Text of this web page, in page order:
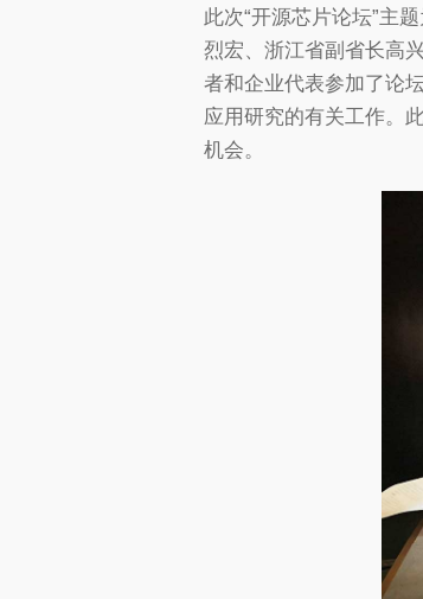
此次“开源芯片论坛”主
烈宏、浙江省副省长高
者和企业代表参加了论
应用研究的有关工作。
机会。